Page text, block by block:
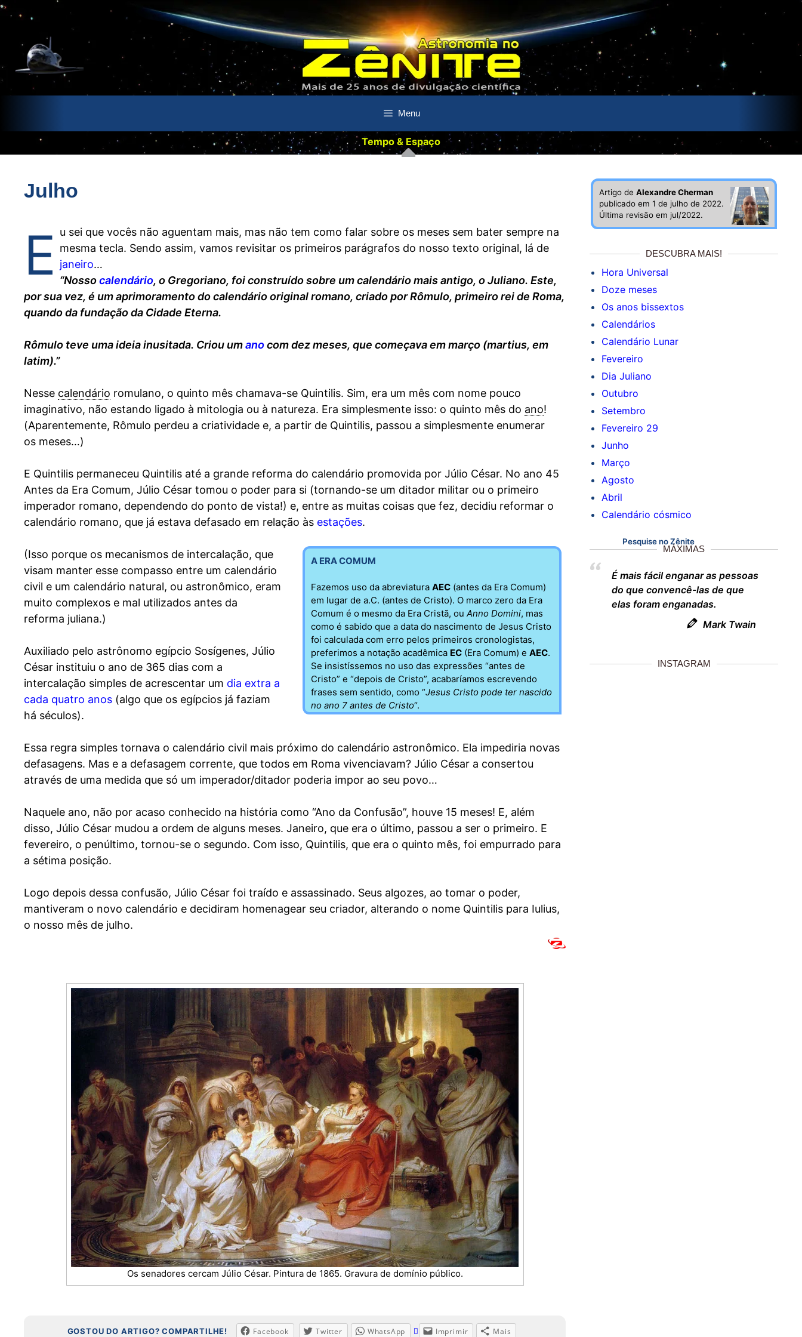
Menu
Tempo & Espaço
Julho
E
u sei que vocês não aguentam mais, mas não tem como falar sobre os meses sem bater sempre na
mesma tecla. Sendo assim, vamos revisitar os primeiros parágrafos do nosso texto original, lá de
janeiro…
“Nossocalendário, o Gregoriano, foi construído sobre um calendário mais antigo, o Juliano. Este,
por sua vez, é um aprimoramento do calendário original romano, criado por Rômulo, primeiro rei de Roma,
quando da fundação da Cidade Eterna.
Rômulo teve uma ideia inusitada. Criou umanocom dez meses, que começava em março (martius, em
latim).”
Nesse calendário romulano, o quinto mês chamava-se Quintilis. Sim, era um mês com nome pouco
imaginativo, não estando ligado à mitologia ou à natureza. Era simplesmente isso: o quinto mês do ano!
(Aparentemente, Rômulo perdeu a criatividade e, a partir de Quintilis, passou a simplesmente enumerar
os meses…)
E Quintilis permaneceu Quintilis até a grande reforma do calendário promovida por Júlio César. No ano 45
Antes da Era Comum, Júlio César tomou o poder para si (tornando-se um ditador militar ou o primeiro
imperador romano, dependendo do ponto de vista!) e, entre as muitas coisas que fez, decidiu reformar o
calendário romano, que já estava defasado em relação às estações.
(Isso porque os mecanismos de intercalação, que
visam manter esse compasso entre um calendário
civil e um calendário natural, ou astronômico, eram
muito complexos e mal utilizados antes da
reforma juliana.)
Auxiliado pelo astrônomo egípcio Sosígenes, Júlio
César instituiu o ano de 365 dias com a
intercalação simples de acrescentar um dia extra a
cada quatro anos (algo que os egípcios já faziam
há séculos).
A ERA COMUM
Fazemos uso da abreviatura AEC(antes da Era Comum)
em lugar de a.C. (antes de Cristo). O marco zero da Era
Comum é o mesmo da Era Cristã, ou Anno Domini, mas
como é sabido que a data do nascimento de Jesus Cristo
foi calculada com erro pelos primeiros cronologistas,
preferimos a notação acadêmica EC(Era Comum) e AEC.
Se insistíssemos no uso das expressões “antes de
Cristo” e “depois de Cristo”, acabaríamos escrevendo
frases sem sentido, como “Jesus Cristo pode ter nascido
no ano 7 antes de Cristo“.
Essa regra simples tornava o calendário civil mais próximo do calendário astronômico. Ela impediria novas
defasagens. Mas e a defasagem corrente, que todos em Roma vivenciavam? Júlio César a consertou
através de uma medida que só um imperador/ditador poderia impor ao seu povo…
Naquele ano, não por acaso conhecido na história como “Ano da Confusão”, houve 15 meses! E, além
disso, Júlio César mudou a ordem de alguns meses. Janeiro, que era o último, passou a ser o primeiro. E
fevereiro, o penúltimo, tornou-se o segundo. Com isso, Quintilis, que era o quinto mês, foi empurrado para
a sétima posição.
Logo depois dessa confusão, Júlio César foi traído e assassinado. Seus algozes, ao tomar o poder,
mantiveram o novo calendário e decidiram homenagear seu criador, alterando o nome Quintilis para Iulius,
o nosso mês de julho.
Os senadores cercam Júlio César. Pintura de 1865. Gravura de domínio público.
GOSTOU DO ARTIGO? COMPARTILHE! Facebook Twitter WhatsApp Imprimir Mais
Artigo de Alexandre Cherman
publicado em 1 de julho de 2022.
Última revisão em jul/2022.
DESCUBRA MAIS!
Hora Universal
Doze meses
Os anos bissextos
Calendários
Calendário Lunar
Fevereiro
Dia Juliano
Outubro
Setembro
Fevereiro 29
Junho
Março
Agosto
Abril
Calendário cósmico
Pesquise no Zênite
MÁXIMAS
É mais fácil enganar as pessoas
do que convencê-las de que
elas foram enganadas.
Mark Twain
INSTAGRAM